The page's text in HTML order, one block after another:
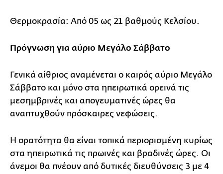
Θερμοκρασία: Από 05 ως 21 βαθμούς Κελσίου.
Πρόγνωση για αύριο Μεγάλο Σάββατο
Γενικά αίθριος αναμένεται ο καιρός αύριο Μεγάλο
Σάββατο και μόνο στα ηπειρωτικά ορεινά τις
μεσημβρινές και απογευματινές ώρες θα
αναπτυχθούν πρόσκαιρες νεφώσεις.
Η ορατότητα θα είναι τοπικά περιορισμένη κυρίως
στα ηπειρωτικά τις πρωινές και βραδινές ώρες. Οι
άνεμοι θα πνέουν από δυτικές διευθύνσεις 3 με 4